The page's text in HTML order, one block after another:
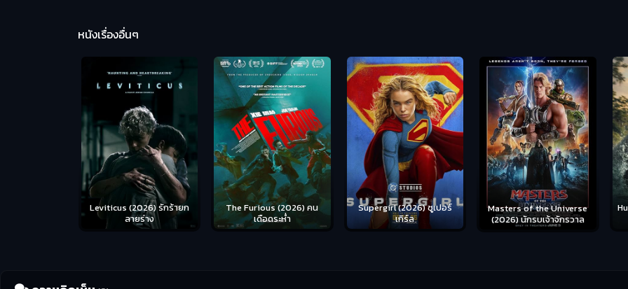
หนังเรื่องอื่นๆ
Leviticus (2026) รักร้ายก
ลายร่าง
The Furious (2026) คน
เดือดระห่ำ
Supergirl (2026) ซูเปอร์
เกิร์ล
Masters of the Universe
(2026) นักรบเจ้าจักรวาล